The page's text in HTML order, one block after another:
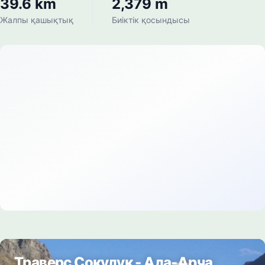
39.6 km
Жалпы қашықтық
2,379 m
Биіктік қосындысы